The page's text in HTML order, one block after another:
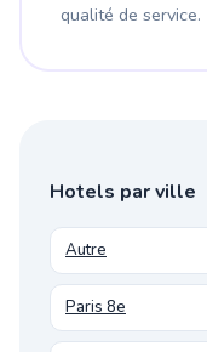
qualité de service.
Hotels par ville
Autre
Paris 8e